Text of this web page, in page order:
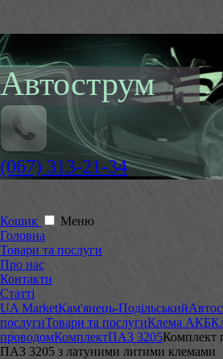
Автострум
(067) 313-21-34
Кошик
Меню
Головна
Товари та послуги
Про нас
Контакти
Статті
UA MarketКам'янець-Подільський
послугиТовари та послугиКлема АКБ
проводомКомплектПАЗ 3205Комплект
ПАЗ 3205 з латуними литими клемами